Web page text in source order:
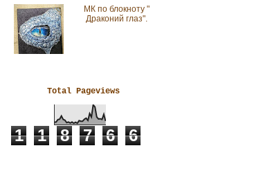
МК по блокноту "
Драконий глаз".
Total Pageviews
1 1 8 7 6 6